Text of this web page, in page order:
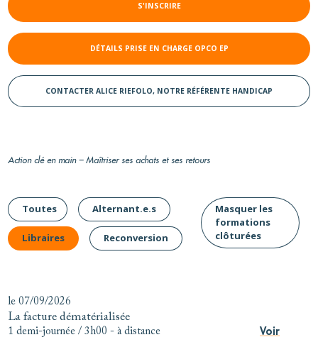
S'INSCRIRE
DÉTAILS PRISE EN CHARGE OPCO EP
CONTACTER ALICE RIEFOLO, NOTRE RÉFÉRENTE HANDICAP
Action clé en main – Maîtriser ses achats et ses retours
Toutes Alternant.e.s
Libraires Reconversion
Masquer les
formations
clôturées
le 07/09/2026
La facture dématérialisée
1 demi-journée / 3h00 -à distance Voir